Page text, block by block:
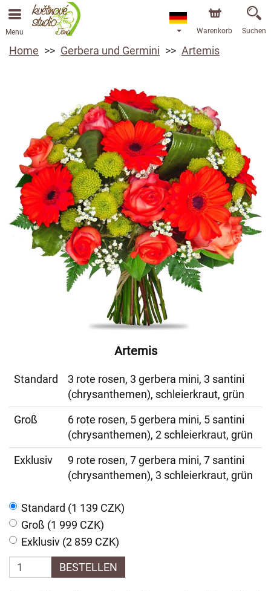
Menu Warenkorb Suchen
Home Gerbera und Germini Artemis
Artemis
Standard
3 rote rosen, 3 gerbera mini, 3 santini
(chrysanthemen), schleierkraut, grün
Groß
6 rote rosen, 5 gerbera mini, 5 santini
(chrysanthemen), 2 schleierkraut, grün
Exklusiv
9 rote rosen, 7 gerbera mini, 7 santini
(chrysanthemen), 3 schleierkraut, grün
Standard (1 139 CZK)
Groß (1 999 CZK)
Exklusiv (2 859 CZK)
BESTELLEN